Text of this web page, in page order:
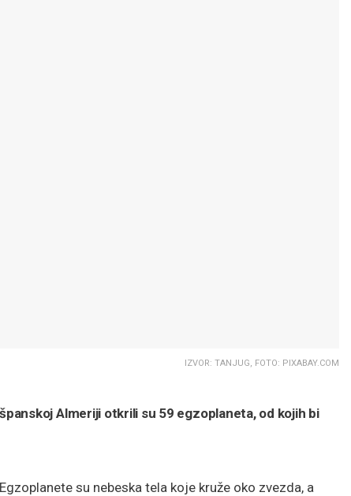
IZVOR: TANJUG, FOTO: PIXABAY.COM
Almeriji otkrili su 59 egzoplaneta, od kojih bi
Egzoplanete su nebeska tela koje kruže oko zvezda, a